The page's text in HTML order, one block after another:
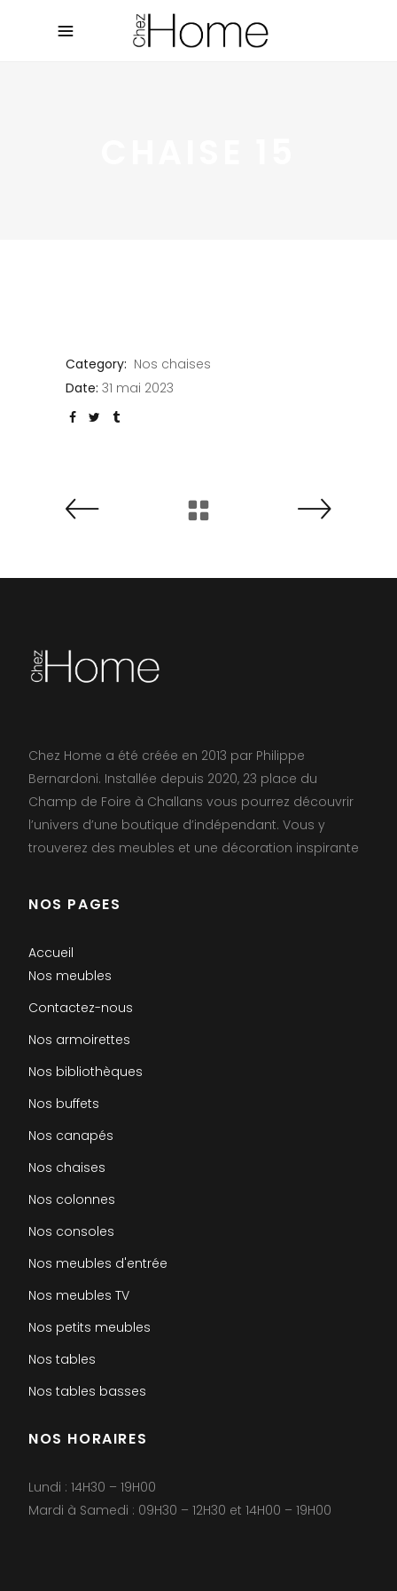
Category: Nos chaises
Date: 31 mai 2023
Chez Home a été créée en 2013 par Philippe
Bernardoni. Installée depuis 2020, 23 place du
Champ de Foire à Challans vous pourrez découvrir
l’univers d’une boutique d’indépendant. Vous y
trouverez des meubles et une décoration inspirante
NOS PAGES
Accueil
Nos meubles
Contactez-nous
Nos armoirettes
Nos bibliothèques
Nos buffets
Nos canapés
Nos chaises
Nos colonnes
Nos consoles
Nos meubles d'entrée
Nos meubles TV
Nos petits meubles
Nos tables
Nos tables basses
NOS HORAIRES
Lundi : 14H30 – 19H00
Mardi à Samedi : 09H30 – 12H30 et 14H00 – 19H00